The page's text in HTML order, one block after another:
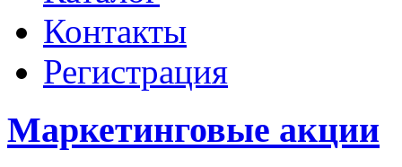
Контакты
Регистрация
Маркетинговые акции